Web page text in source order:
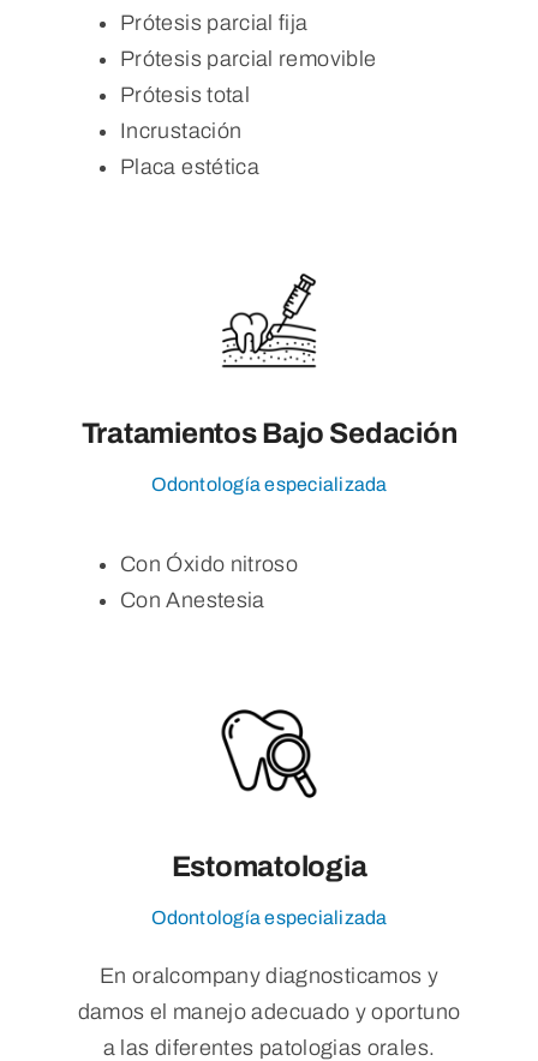
Prótesis parcial fija
Prótesis parcial removible
Prótesis total
Incrustación
Placa estética
Tratamientos Bajo Sedación
Odontología especializada
Con Óxido nitroso
Con Anestesia
Estomatologia
Odontología especializada
En oralcompany diagnosticamos y
damos el manejo adecuado y oportuno
a las diferentes patologias orales.